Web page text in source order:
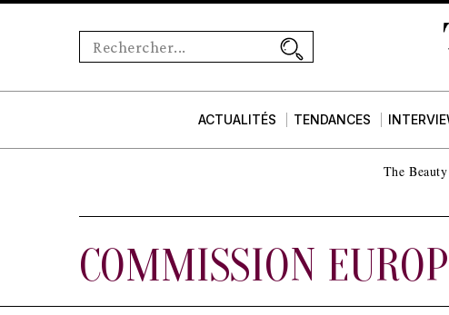
ACTUALITÉS TENDANCES
The
COMMISSION